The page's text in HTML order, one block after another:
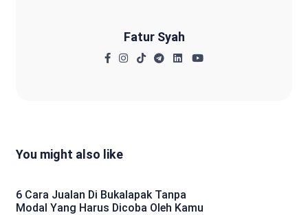
Fatur Syah
You might also like
6 Cara Jualan Di Bukalapak Tanpa
Modal Yang Harus Dicoba Oleh Kamu